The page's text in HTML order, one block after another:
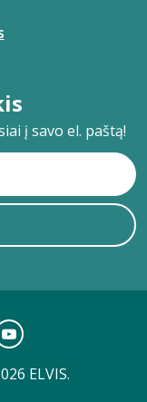
į savo el. paštą!
ELVIS.